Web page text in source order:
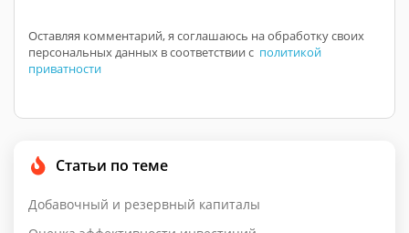
Оставляя комментарий, я соглашаюсь на обработку своих
персональных данных в соответствии с политикой
приватности
Статьи по теме
Добавочный и резервный капиталы